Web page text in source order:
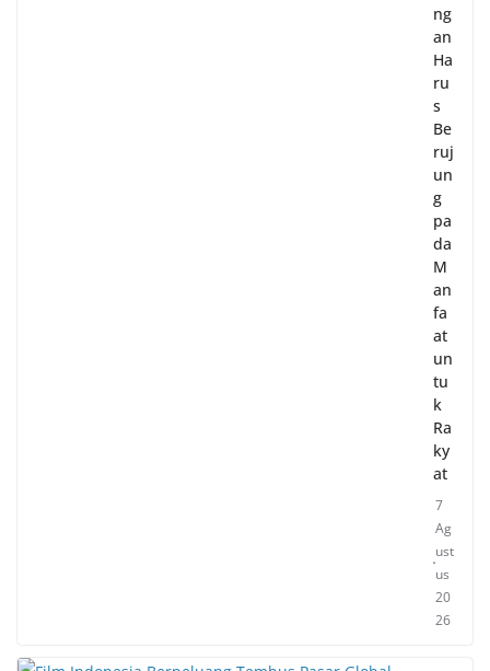
ng
an
Ha
ru
s
Be
ruj
un
g
pa
da
M
an
fa
at
un
tu
k
Ra
ky
at
7
Ag
ust
us
20
26